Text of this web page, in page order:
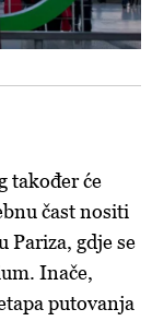
također će
čast nositi
Pariza, gdje se
Inače,
putovanja